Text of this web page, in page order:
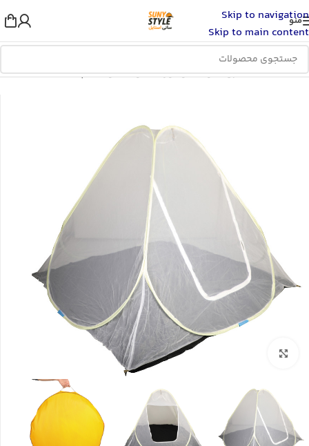
Skip to navigation
Skip to main content
منو
خانه/اسباب بازی، کودک و نوزاد/خواب کودک/پشه بند